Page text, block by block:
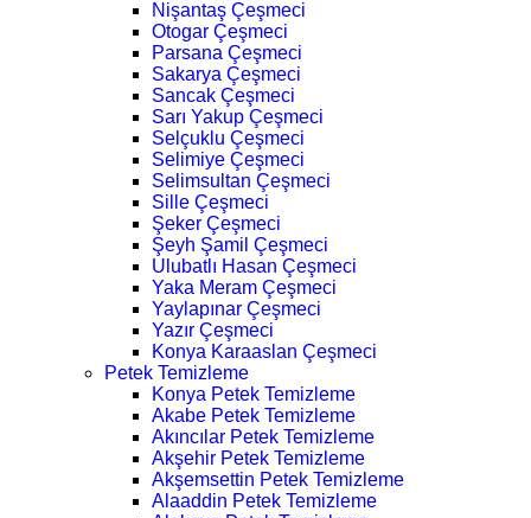
Nişantaş Çeşmeci
Otogar Çeşmeci
Parsana Çeşmeci
Sakarya Çeşmeci
Sancak Çeşmeci
Sarı Yakup Çeşmeci
Selçuklu Çeşmeci
Selimiye Çeşmeci
Selimsultan Çeşmeci
Sille Çeşmeci
Şeker Çeşmeci
Şeyh Şamil Çeşmeci
Ulubatlı Hasan Çeşmeci
Yaka Meram Çeşmeci
Yaylapınar Çeşmeci
Yazır Çeşmeci
Konya Karaaslan Çeşmeci
Petek Temizleme
Konya Petek Temizleme
Akabe Petek Temizleme
Akıncılar Petek Temizleme
Akşehir Petek Temizleme
Akşemsettin Petek Temizleme
Alaaddin Petek Temizleme